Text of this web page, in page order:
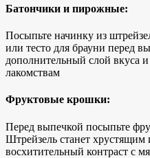
Батончики и пирожные:
Посыпьте начинку из
или тесто для брауни перед
дополнительный слой вкуса
лакомствам
Фруктовые крошки:
Перед выпечкой посыпьте
Штрейзель станет хрустящим
восхитительный контраст с